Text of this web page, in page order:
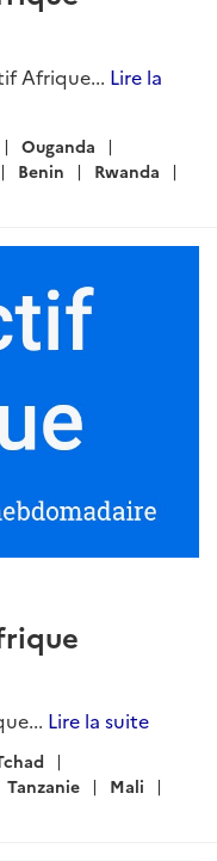
Afrique... Lire la
Ouganda
Benin
Rwanda
Lire la suite
Tanzanie
Mali